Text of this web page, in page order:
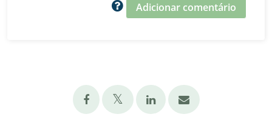
Adicionar comentário